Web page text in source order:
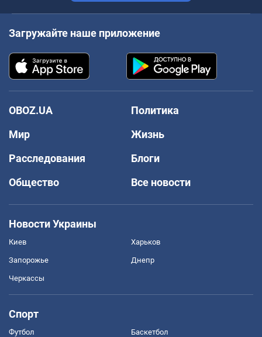
Загружайте наше приложение
OBOZ.UA
Политика
Мир
Жизнь
Расследования
Блоги
Общество
Все новости
Новости Украины
Киев Харьков
Запорожье Днепр
Черкассы
Спорт
Футбол Баскетбол